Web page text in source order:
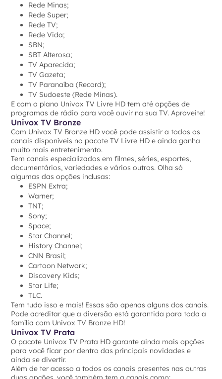
Rede Minas;
Rede Super;
Rede TV;
Rede Vida;
SBN;
SBT Alterosa;
TV Aparecida;
TV Gazeta;
TV Paranaíba (Record);
TV Sudoeste (Rede Minas).
E com o plano Univox TV Livre HD tem até opções de
programas de rádio para você ouvir na sua TV. Aproveite!
Univox TV Bronze
Com Univox TV Bronze HD você pode assistir a todos os
canais disponíveis no pacote TV Livre HD e ainda ganha
muito mais entretenimento.
Tem canais especializados em filmes, séries, esportes,
documentários, variedades e vários outros. Olha só
algumas das opções inclusas:
ESPN Extra;
Warner;
TNT;
Sony;
Space;
Star Channel;
History Channel;
CNN Brasil;
Cartoon Network;
Discovery Kids;
Star Life;
TLC.
Tem tudo isso e mais! Essas são apenas alguns dos canais.
Pode acreditar que a diversão está garantida para toda a
família com Univox TV Bronze HD!
Univox TV Prata
O pacote Univox TV Prata HD garante ainda mais opções
para você ficar por dentro das principais novidades e
ainda se divertir.
Além de ter acesso a todos os canais presentes nas outras